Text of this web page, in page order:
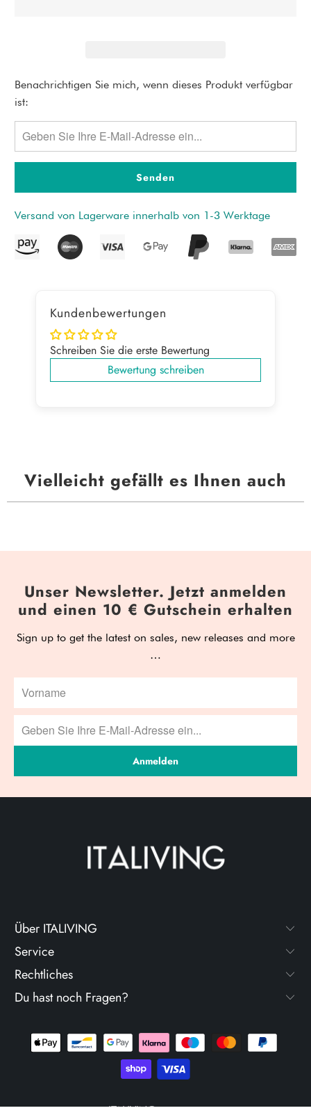
Bitte
benachrichtigen
mich,
wenn
verfügbar
ist
Benachrichtigen Sie mich, wenn dieses Produkt verfügbar
ist:
Versand von Lagerware innerhalb von 1-3 Werktage
Kundenbewertungen
Schreiben Sie die erste Bewertung
Bewertung schreiben
Vielleicht gefällt es Ihnen auch
Unser Newsletter. Jetzt anmelden
und einen 10 € Gutschein erhalten
Sign up to get the latest on sales, new releases and more
…
Anmelden
Über ITALIVING
Service
Rechtliches
Du hast noch Fragen?
© 2026ITALIVING. Powered by Shopify